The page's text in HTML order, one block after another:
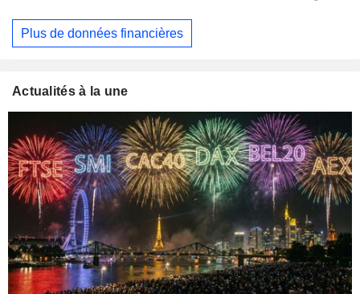
Plus de données financières
Actualités à la une